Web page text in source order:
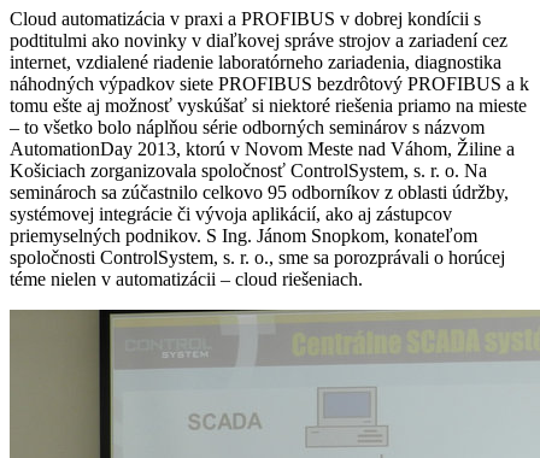
Cloud automatizácia v praxi a PROFIBUS v dobrej kondícii s
podtitulmi ako novinky v diaľkovej správe strojov a zariadení cez
internet, vzdialené riadenie laboratórneho zariadenia, diagnostika
náhodných výpadkov siete PROFIBUS bezdrôtový PROFIBUS a k
tomu ešte aj možnosť vyskúšať si niektoré riešenia priamo na mieste
– to všetko bolo náplňou série odborných seminárov s názvom
AutomationDay 2013, ktorú v Novom Meste nad Váhom, Žiline a
Košiciach zorganizovala spoločnosť ControlSystem, s. r. o. Na
seminároch sa zúčastnilo celkovo 95 odborníkov z oblasti údržby,
systémovej integrácie či vývoja aplikácií, ako aj zástupcov
priemyselných podnikov. S Ing. Jánom Snopkom, konateľom
spoločnosti ControlSystem, s. r. o., sme sa porozprávali o horúcej
téme nielen v automatizácii – cloud riešeniach.